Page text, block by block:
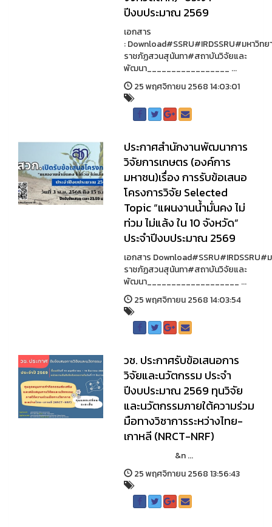
ปีงบประมาณ 2569
เอกสาร
: Download#SSRU#IRDSSRU#มหาวิท
ราชภัฏสวนสุนันทา#สถาบันวิจัยและ
พัฒนา_________________ ...
25 พฤศจิกายน 2568 14:03:01
ประกาศสำนักงานพัฒนาการ
วิจัยการเกษตร (องค์การ
มหาชน)เรื่อง การรับข้อเสนอ
โครงการวิจัย Selected
Topic “แผนงานน้ำมั่นคง ไม่
ท่วม ไม่แล้ง ใน 10 จังหวัด”
ประจำปีงบประมาณ 2569
เอกสาร Download#SSRU#IRDSSRU#
ราชภัฏสวนสุนันทา#สถาบันวิจัยและ
พัฒนา___________________ ...
25 พฤศจิกายน 2568 14:03:54
วช. ประกาศรับข้อเสนอการ
วิจัยและนวัตกรรม ประจำ
ปีงบประมาณ 2569 ทุนวิจัย
และนวัตกรรมภายใต้ความร่วม
มือทางวิชาการระหว่างไทย-
เกาหลี (NRCT-NRF)
&n ...
25 พฤศจิกายน 2568 13:56:43